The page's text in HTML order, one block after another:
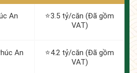
An
⭐️3.5 tỷ/căn (Đã gồm
VAT)
An
⭐️4.2 tỷ/căn (Đã gồm
VAT)